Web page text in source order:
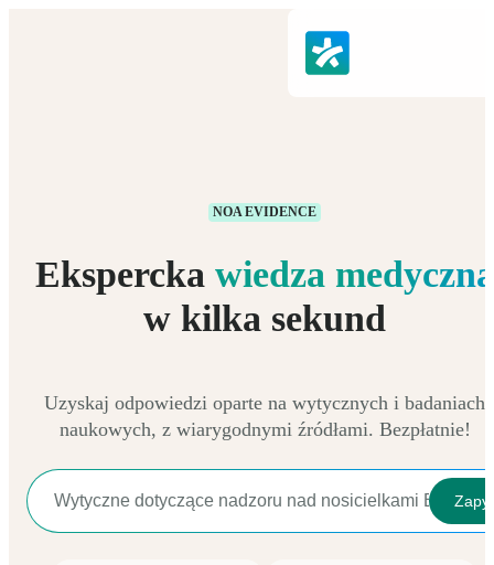
NOA EVIDENCE
Ekspercka wiedza medyczna
w kilka sekund
Uzyskaj odpowiedzi oparte na wytycznych i badaniach
naukowych, z wiarygodnymi źródłami. Bezpłatnie!